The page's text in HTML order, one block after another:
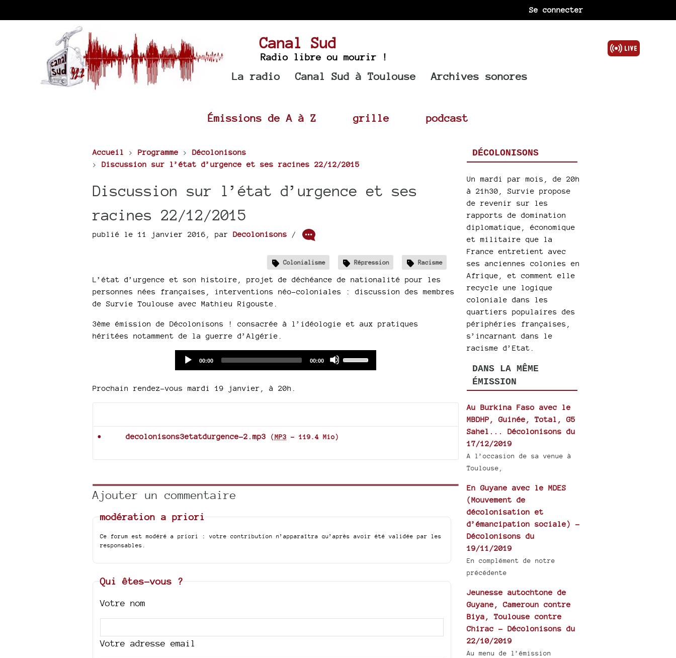
Se connecter
Canal Sud
Radio libre ou mourir !
La radio Canal Sud à Toulouse Archives sonores
Émissions de A à Z grille podcast
Accueil > Programme > Décolonisons
> Discussion sur l’état d’urgence et ses racines 22/12/2015
Discussion sur l’état d’urgence et ses
racines 22/12/2015
publié le 11 janvier 2016 par Decolonisons /
Colonialisme Répression Racisme
L’état d’urgence et son histoire, projet de déchéance de nationalité pour les
personnes nées françaises, interventions néo-coloniales : discussion des membres
de Survie Toulouse avec Mathieu Rigouste.
3ème émission de Décolonisons ! consacrée à l’idéologie et aux pratiques
héritées notamment de la guerre d’Algérie.
Current
00:00
Total
00:00
to
or
Prochain rendez-vous mardi 19 janvier, à 20h.
decolonisons3etatdurgence-2.mp3 (MP3 - 119.4 Mio)
Ajouter un commentaire
modération a priori
Ce forum est modéré a priori : votre contribution n’apparaîtra qu’après avoir été validée par les
responsables.
Qui êtes-vous ?
Votre nom
Votre adresse email
DÉCOLONISONS
Un mardi par mois, de 20h
à 21h30, Survie propose
de revenir sur les
rapports de domination
diplomatique, économique
et militaire que la
France entretient avec
ses anciennes colonies en
Afrique, et comment elle
recycle une logique
coloniale dans les
quartiers populaires des
périphéries françaises,
s’incarnant dans le
racisme d’Etat.
DANS LA MÊME
ÉMISSION
Au Burkina Faso avec le
MBDHP, Guinée, Total, G5
Sahel... Décolonisons du
17/12/2019
A l’occasion de sa venue à
Toulouse,
En Guyane avec le MDES
(Mouvement de
décolonisation et
d’émancipation sociale) -
Décolonisons du
19/11/2019
En complément de notre
précédente
Jeunesse autochtone de
Guyane, Cameroun contre
Biya, Toulouse contre
Chirac - Décolonisons du
22/10/2019
Au menu de l’émission